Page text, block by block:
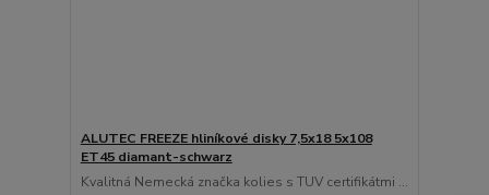
ALUTEC FREEZE hliníkové disky 7,5x18 5x108
ET45 diamant-schwarz
Kvalitná Nemecká značka kolies s TUV certifikátmi ...